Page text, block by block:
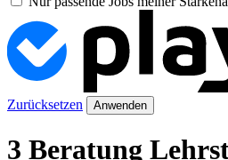
Zurücksetzen Anwenden
3 Beratung